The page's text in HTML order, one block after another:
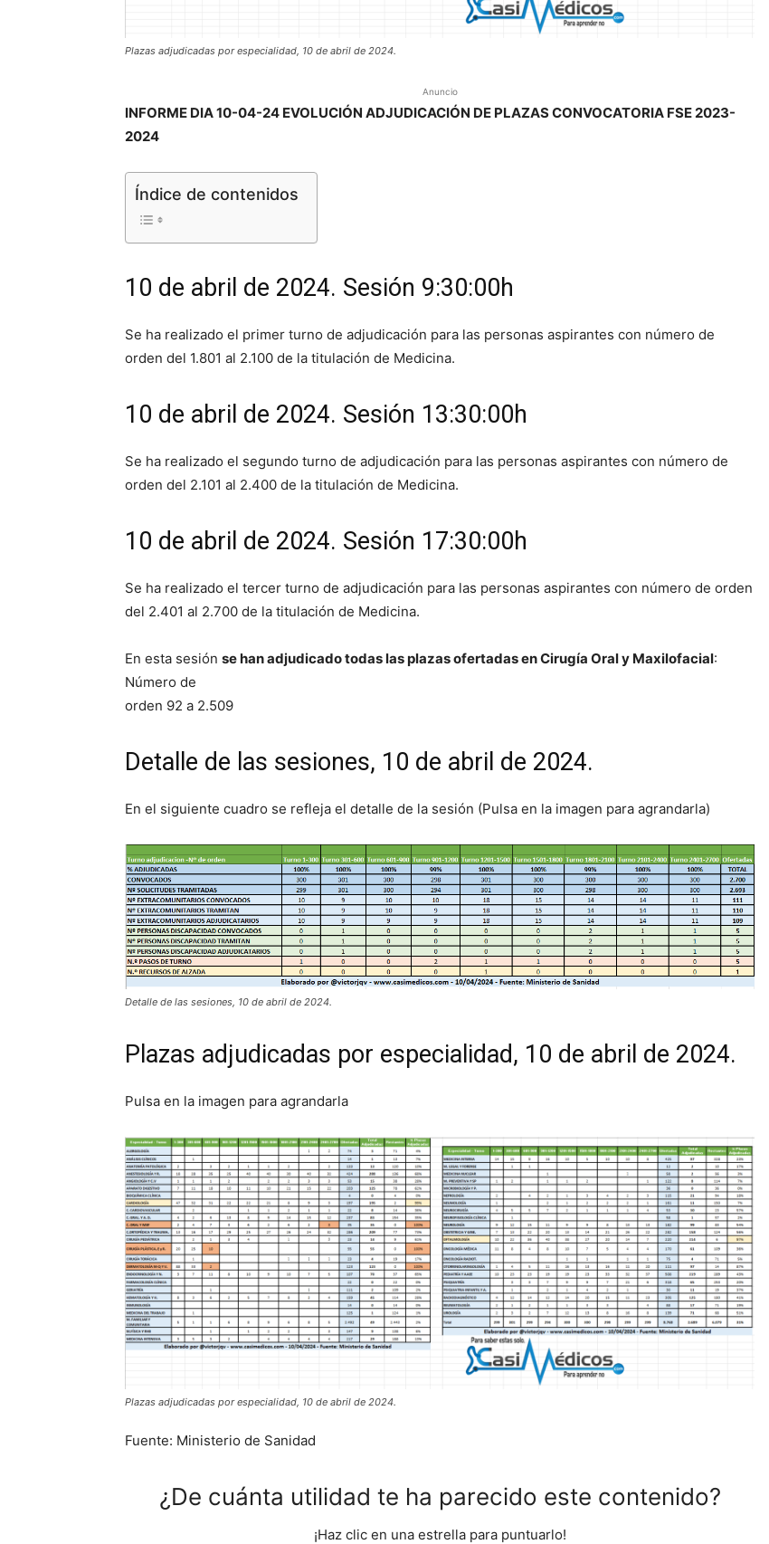
Plazas adjudicadas por especialidad, 10 de abril de 2024.
Anuncio
INFORME DIA 10-04-24 EVOLUCIÓN ADJUDICACIÓN DE PLAZAS CONVOCATORIA FSE 2023-
2024
Índice de contenidos
10 de abril de 2024. Sesión 9:30:00h
Se ha realizado el primer turno de adjudicación para las personas aspirantes con número de
orden del 1.801 al 2.100 de la titulación de Medicina.
10 de abril de 2024. Sesión 13:30:00h
Se ha realizado el segundo turno de adjudicación para las personas aspirantes con número de
orden del 2.101 al 2.400 de la titulación de Medicina.
10 de abril de 2024. Sesión 17:30:00h
Se ha realizado el tercer turno de adjudicación para las personas aspirantes con número de orden
del 2.401 al 2.700 de la titulación de Medicina.
En esta sesión se han adjudicado todas las plazas ofertadas en Cirugía Oral y Maxilofacial:
Número de
orden 92 a 2.509
Detalle de las sesiones, 10 de abril de 2024.
En el siguiente cuadro se refleja el detalle de la sesión (Pulsa en la imagen para agrandarla)
Detalle de las sesiones, 10 de abril de 2024.
Plazas adjudicadas por especialidad, 10 de abril de 2024.
Pulsa en la imagen para agrandarla
Plazas adjudicadas por especialidad, 10 de abril de 2024.
Fuente: Ministerio de Sanidad
¿De cuánta utilidad te ha parecido este contenido?
¡Haz clic en una estrella para puntuarlo!